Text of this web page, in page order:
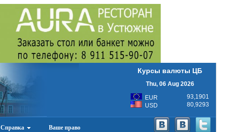
Курсы валюты ЦБ
Thu, 06 Aug 2026
EUR
93,1901
USD
80,9293
Справка Ваше право